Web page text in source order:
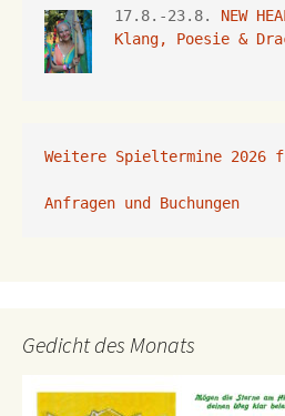
17.8.-23.8. NEW
Klang, Poesie &
Weitere Spieltermine 2026
Anfragen und Buchungen
Gedicht des Monats